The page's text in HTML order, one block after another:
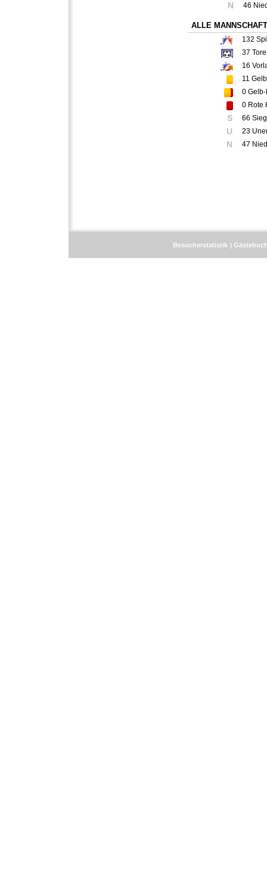
N 46
ALLE
132
37 Tore
16
11
0
0 Rote
S 66
U 23
N 47
Besucherstatistik